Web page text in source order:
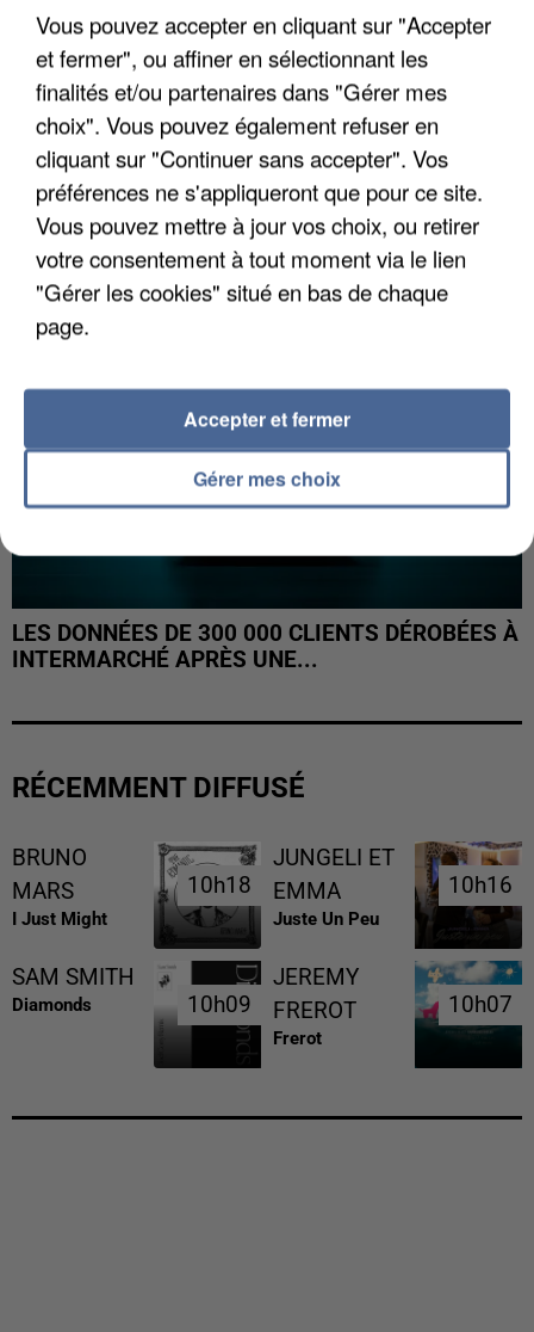
UNE TOURISTE DE L’OISE EMPORTÉE PAR UNE
COULÉE DE BOUE EN HAUTE-SAVOIE
LES DONNÉES DE 300 000 CLIENTS DÉROBÉES À
INTERMARCHÉ APRÈS UNE...
RÉCEMMENT DIFFUSÉ
BRUNO
MARS
I Just Might
10h18
10h18
JUNGELI ET
EMMA
Juste Un Peu
10h16
10h16
SAM SMITH
Diamonds 10h09
10h09
JEREMY
FREROT
Frerot
10h07
10h07
Vous pouvez accepter en cliquant sur "Accepter
et fermer", ou affiner en sélectionnant les
finalités et/ou partenaires dans "Gérer mes
choix". Vous pouvez également refuser en
cliquant sur "Continuer sans accepter". Vos
préférences ne s'appliqueront que pour ce site.
Vous pouvez mettre à jour vos choix, ou retirer
votre consentement à tout moment via le lien
"Gérer les cookies" situé en bas de chaque
page.
Gérer mes choix
Accepter et fermer